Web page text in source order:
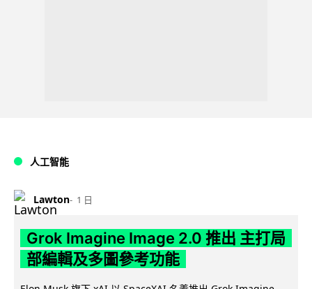
人工智能
Lawton 1 日
Grok Imagine Image 2.0 推出 主打局
部編輯及多圖參考功能